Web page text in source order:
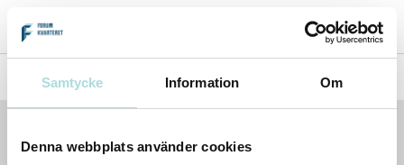
Samtycke Information Om
Denna webbplats använder cookies
Hem
Forumkvarteret Kalendarium
Kalendarium